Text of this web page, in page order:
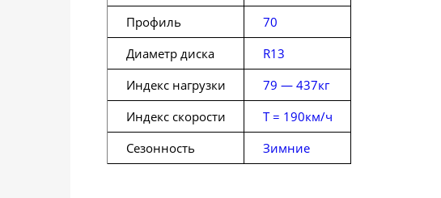
Профиль
70
Диаметр диска
R13
Индекс нагрузки
79 — 437кг
Индекс скорости
T = 190км/ч
Сезонность
Зимние